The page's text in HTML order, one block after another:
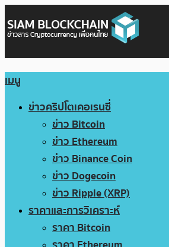
เมนู
ข่าวคริปโตเคอเรนซี่
ข่าว Bitcoin
ข่าว Ethereum
ข่าว Binance Coin
ข่าว Dogecoin
ข่าว Ripple (XRP)
ราคาและการวิเคราะห์
ราคา Bitcoin